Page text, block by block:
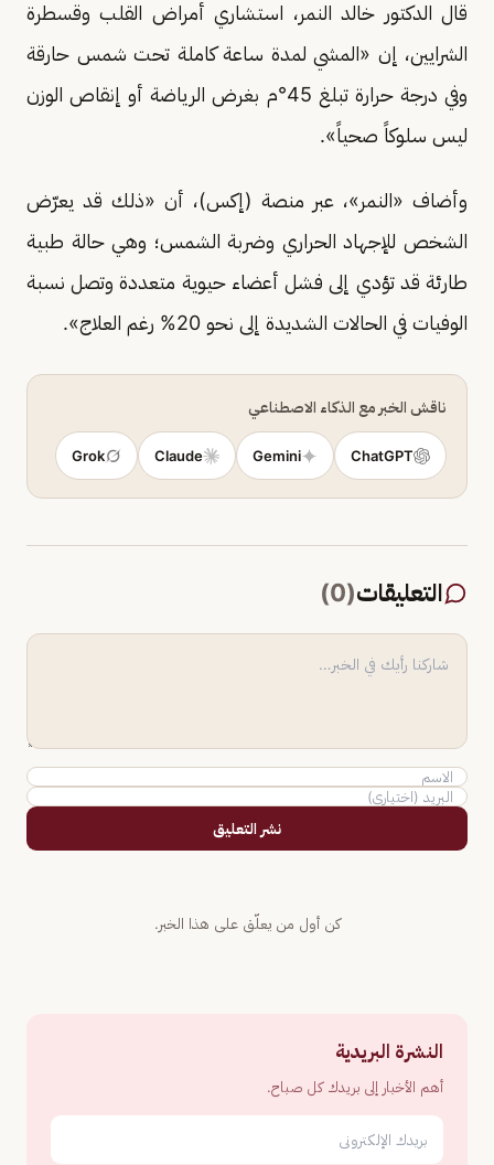
قال الدكتور خالد النمر، استشاري أمراض القلب وقسطرة
الشرايين، إن «المشي لمدة ساعة كاملة تحت شمس حارقة
وفي درجة حرارة تبلغ 45°م بغرض الرياضة أو إنقاص الوزن
ليس سلوكاً صحياً».
وأضاف «النمر»، عبر منصة (إكس)، أن «ذلك قد يعرّض
الشخص للإجهاد الحراري وضربة الشمس؛ وهي حالة طبية
طارئة قد تؤدي إلى فشل أعضاء حيوية متعددة وتصل نسبة
الوفيات في الحالات الشديدة إلى نحو 20% رغم العلاج».
ناقش الخبر مع الذكاء الاصطناعي
ChatGPT
Gemini
Claude
Grok
التعليقات(
0
)
نشر التعليق
كن أول من يعلّق على هذا الخبر.
النشرة البريدية
أهم الأخبار إلى بريدك كل صباح.